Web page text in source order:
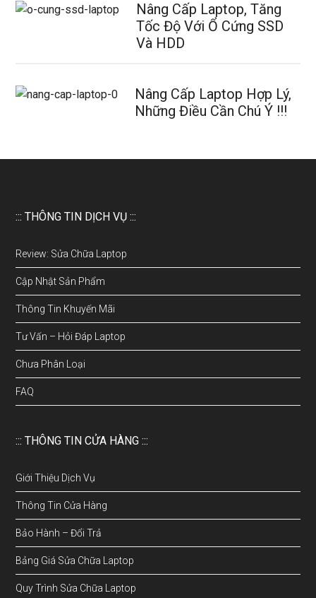
Nâng Cấp Laptop, Tăng
Tốc Độ Với Ổ Cứng SSD
Và HDD
Nâng Cấp Laptop Hợp Lý,
Những Điều Cần Chú Ý !!!
::: THÔNG TIN DỊCH VỤ :::
Review: Sửa Chữa Laptop
Cập Nhật Sản Phẩm
Thông Tin Khuyến Mãi
Tư Vấn – Hỏi Đáp Laptop
Chưa Phân Loại
FAQ
::: THÔNG TIN CỬA HÀNG :::
Giới Thiệu Dịch Vụ
Thông Tin Cửa Hàng
Bảo Hành – Đổi Trả
Bảng Giá Sửa Chữa Laptop
Quy Trình Sửa Chữa Laptop